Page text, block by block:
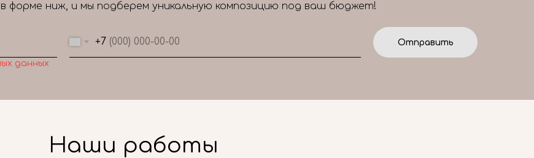
+7
данных
Отправить
форме ниж, и мы подберем уникальную композицию под ваш бюджет!
Наши работы